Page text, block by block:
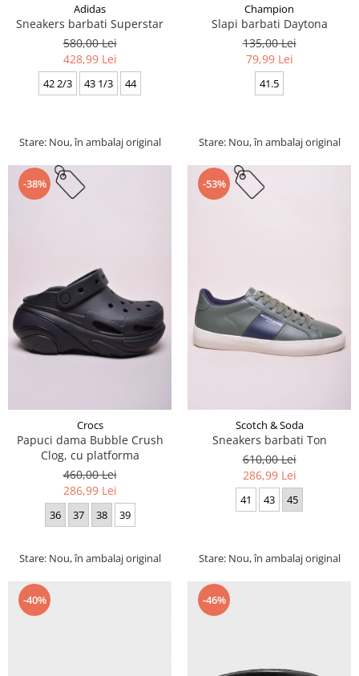
Adidas
Sneakers barbati Superstar
580,00 Lei
428,99 Lei
42 2/3 43 1/3 44
Stare: Nou, în ambalaj original
Champion
Slapi barbati Daytona
135,00 Lei
79,99 Lei
41.5
Stare: Nou, în ambalaj original
-38%
Crocs
Papuci dama Bubble Crush
Clog, cu platforma
460,00 Lei
286,99 Lei
36 37 38 39
Stare: Nou, în ambalaj original
-53%
Scotch & Soda
Sneakers barbati Ton
610,00 Lei
286,99 Lei
41 43 45
Stare: Nou, în ambalaj original
-40% -46%